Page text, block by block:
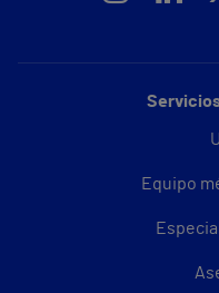
Equipo